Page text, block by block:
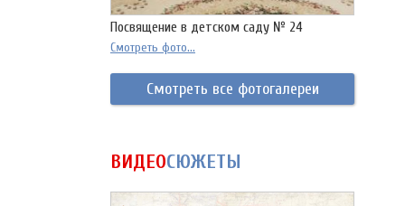
Посвящение в детском саду № 24
Смотреть фото...
Смотреть все фотогалереи
ВИДЕОСЮЖЕТЫ